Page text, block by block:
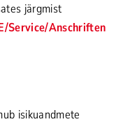
järgmist
Service/Anschriften
isikuandmete